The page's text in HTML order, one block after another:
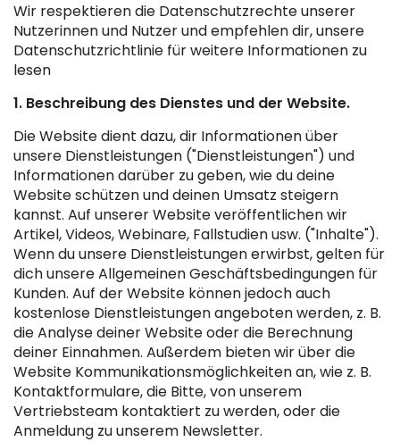
Wir respektieren die Datenschutzrechte unserer
Nutzerinnen und Nutzer und empfehlen dir, unsere
Datenschutzrichtlinie für weitere Informationen zu
lesen
1. Beschreibung des Dienstes und der Website.
Die Website dient dazu, dir Informationen über
unsere Dienstleistungen ("Dienstleistungen") und
Informationen darüber zu geben, wie du deine
Website schützen und deinen Umsatz steigern
kannst. Auf unserer Website veröffentlichen wir
Artikel, Videos, Webinare, Fallstudien usw. ("Inhalte").
Wenn du unsere Dienstleistungen erwirbst, gelten für
dich unsere Allgemeinen Geschäftsbedingungen für
Kunden. Auf der Website können jedoch auch
kostenlose Dienstleistungen angeboten werden, z. B.
die Analyse deiner Website oder die Berechnung
deiner Einnahmen. Außerdem bieten wir über die
Website Kommunikationsmöglichkeiten an, wie z. B.
Kontaktformulare, die Bitte, von unserem
Vertriebsteam kontaktiert zu werden, oder die
Anmeldung zu unserem Newsletter.